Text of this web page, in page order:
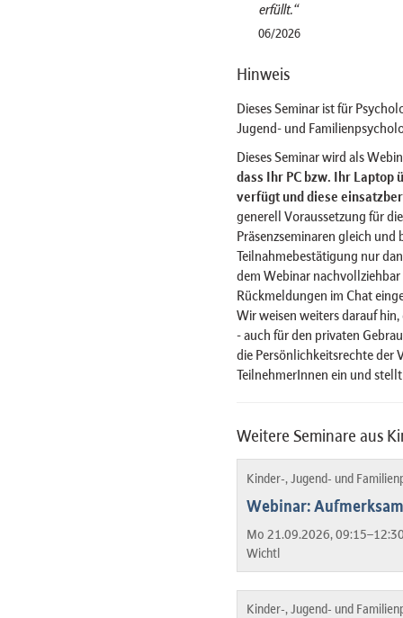
erfüllt.“
06/2026
Hinweis
Dieses Seminar ist für
Jugend- und
Dieses Seminar wird als
dass Ihr PC bzw. Ihr
verfügt und diese
generell Voraussetzung für
Präsenzseminaren gleich und
Teilnahmebestätigung nur
dem Webinar nachvollziehbar
Rückmeldungen im Chat
Wir weisen weiters darauf
- auch für den privaten
die Persönlichkeitsrechte der
TeilnehmerInnen ein und
Weitere Seminare aus
Kinder-, Jugend- und
Webinar:
Mo 21.09.2026,
Wichtl
Kinder-, Jugend- und